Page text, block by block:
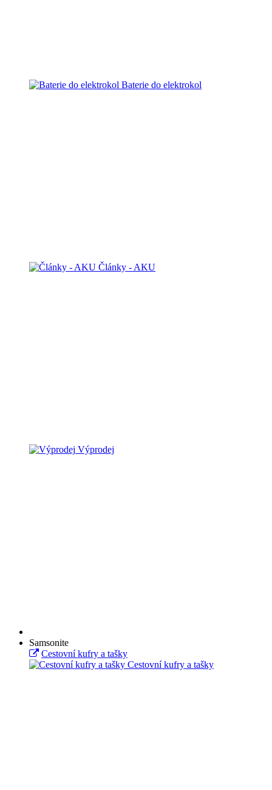
Baterie do elektrokol
Články - AKU
Výprodej
Samsonite
Cestovní kufry a tašky
Cestovní kufry a tašky